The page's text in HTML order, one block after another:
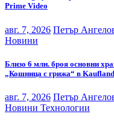
Prime Video
авг. 7, 2026 Петър
Новини
Близо 6 млн. броя основни
„Кошница с грижа“ в
авг. 7, 2026 Петър
Новини Технологии